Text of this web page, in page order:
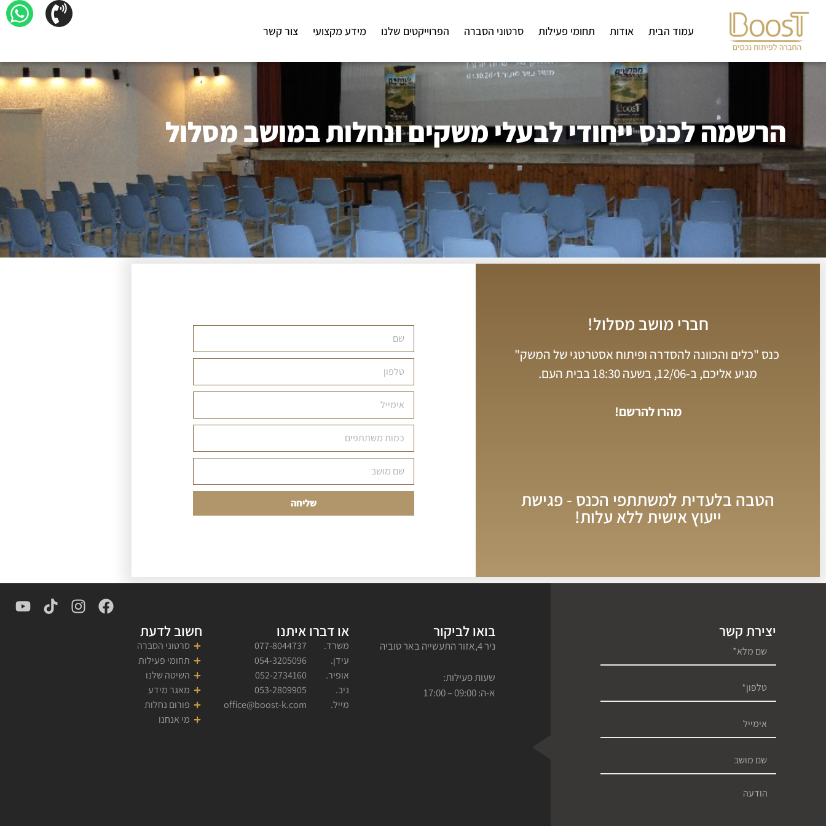
עמוד הבית אודות תחומי פעילות סרטוני הסברה הפרוייקטים שלנו מידע מקצועי צור קשר
הרשמה לכנס ייחודי לבעלי משקים ונחלות במושב מסלול
חברי מושב מסלול!
כנס "כלים והכוונה להסדרה ופיתוח אסטרטגי של המשק"
מגיע אליכם, ב-12/06, בשעה 18:30 בבית העם.
מהרו להרשם!
הטבה בלעדית למשתתפי הכנס - פגישת
ייעוץ אישית ללא עלות!
שליחה
יצירת קשר בואו לביקור
ניר 4,אזור התעשייה באר טוביה
שעות פעילות:
א-ה: 09:00 – 17:00
או דברו איתנו
משרד.
עידן.
אופיר.
ניב.
מייל.
077-8044737
054-3205096
052-2734160
053-2809905
office@boost-k.com
חשוב לדעת
סרטוני הסברה
תחומי פעילות
השיטה שלנו
מאגר מידע
פורום נחלות
מי אנחנו